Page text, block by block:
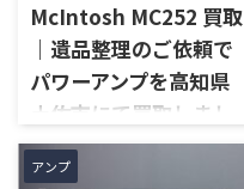
McIntosh MC252 買取
｜遺品整理のご依頼で
パワーアンプを高知県
土佐市にて買取しまし
た
高知県土佐市で、遺品整理に伴
アンプ